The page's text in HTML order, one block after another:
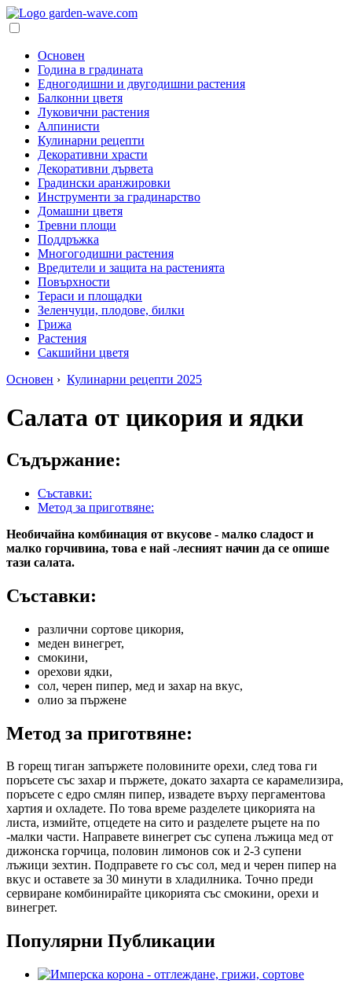
Основен
Година в градината
Едногодишни и двугодишни растения
Балконни цветя
Луковични растения
Алпинисти
Кулинарни рецепти
Декоративни храсти
Декоративни дървета
Градински аранжировки
Инструменти за градинарство
Домашни цветя
Тревни площи
Поддръжка
Многогодишни растения
Вредители и защита на растенията
Повърхности
Тераси и площадки
Зеленчуци, плодове, билки
Грижа
Растения
Сакшийни цветя
Основен › Кулинарни рецепти 2025
Салата от цикория и ядки
Съдържание:
Съставки:
Метод за приготвяне:
Необичайна комбинация от вкусове - малко сладост и
малко горчивина, това е най -лесният начин да се опише
тази салата.
Съставки:
различни сортове цикория,
меден винегрет,
смокини,
орехови ядки,
сол, черен пипер, мед и захар на вкус,
олио за пържене
Метод за приготвяне:
В горещ тиган запържете половините орехи, след това ги
поръсете със захар и пържете, докато захарта се карамелизира,
поръсете с едро смлян пипер, извадете върху пергаментова
хартия и охладете. По това време разделете цикорията на
листа, измийте, отцедете на сито и разделете ръцете на по
-малки части. Направете винегрет със супена лъжица мед от
дижонска горчица, половин лимонов сок и 2-3 супени
лъжици зехтин. Подправете го със сол, мед и черен пипер на
вкус и оставете за 30 минути в хладилника. Точно преди
сервиране комбинирайте цикорията със смокини, орехи и
винегрет.
Популярни Публикации